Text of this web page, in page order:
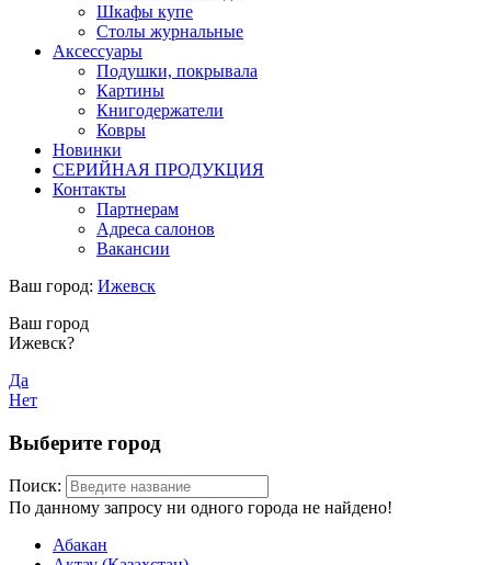
Шкафы купе
Столы журнальные
Аксессуары
Подушки, покрывала
Картины
Книгодержатели
Ковры
Новинки
СЕРИЙНАЯ ПРОДУКЦИЯ
Контакты
Партнерам
Адреса салонов
Вакансии
Ваш город: Ижевск
Ваш город
Ижевск?
Да
Нет
Выберите город
Поиск:
По данному запросу ни одного города не найдено!
Абакан